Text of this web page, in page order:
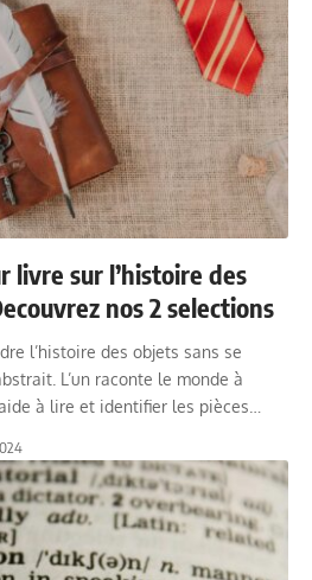
livre sur l’histoire des
nos 2 selections
l’histoire des objets sans se
L’un raconte le monde à
à lire et identifier les pièces…